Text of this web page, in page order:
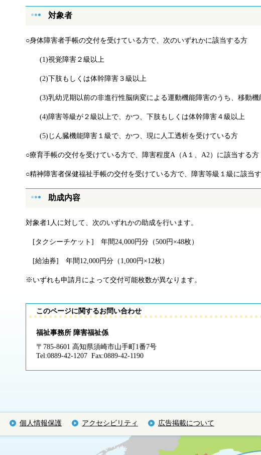
対象者
○身体障害者手帳の交付を受けている方で、次のいずれかに該当する方
(1)視覚障害２級以上
(2)下肢もしくは体幹障害３級以上
(3)乳幼児期以前の非進行性脳病変による運動機能障害のうち、移動機
(4)障害等級が２級以上で、かつ、下肢もしくは体幹障害４級以上
(5)じん臓機能障害１級で、かつ、現に人工透析を受けている方
○療育手帳の交付を受けている方で、障害程度A（A１、A2）に該当する方
○精神障害者保健福祉手帳の交付を受けている方で、障害等級１級に該当
助成内容
対象者1人に対して、次のいずれかの助成を行います。
[タクシーチケット] 年間24,000円分（500円×48枚）
[給油券] 年間12,000円分（1,000円×12枚）
※いずれも申請月によって交付可能枚数が異なります。
このページに関するお問い合わせ
福祉事務所 障害福祉係
〒785-8601 高知県須崎市山手町1番7号
Tel:0889-42-1207 Fax:0889-42-1190
個人情報保護 アクセシビリティ 広告掲載について